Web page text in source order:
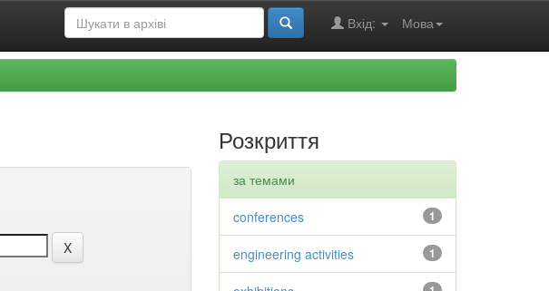
Мова
Вхід:
Розкриття
за темами
1
conferences
1
engineering activities